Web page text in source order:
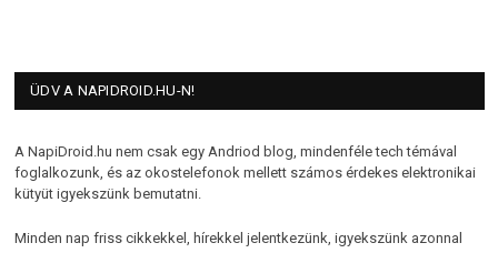
ÜDV A NAPIDROID.HU-N!
A NapiDroid.hu nem csak egy Andriod blog, mindenféle tech témával
foglalkozunk, és az okostelefonok mellett számos érdekes elektronikai
kütyüt igyekszünk bemutatni.
Minden nap friss cikkekkel, hírekkel jelentkezünk, igyekszünk azonnal